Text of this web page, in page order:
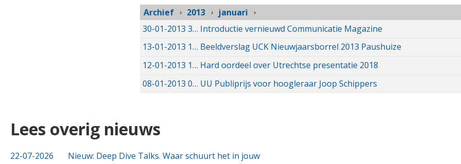
Archief
2013
januari
30-01-2013 30-01-2013 00:00
Introductie vernieuwd Communicatie Magazine
13-01-2013 13-01-2013 00:00
Beeldverslag UCK Nieuwjaarsborrel 2013 Paushuize
12-01-2013 12-01-2013 00:00
Hard oordeel over Utrechtse presentatie 2018
08-01-2013 08-01-2013 00:00 UU Publiprijs voor hoogleraar Joop Schippers
Lees overig nieuws
22-07-2026
Nieuw: Deep Dive Talks. Waar schuurt het in jouw